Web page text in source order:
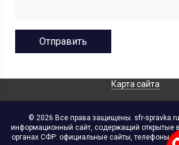
Карта сайта
© 2026 Все права защищены. sfr-
информационный сайт, содержащий открытые
органах СФР: официальные сайты, телефоны,